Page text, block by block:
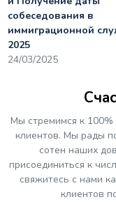
собеседования в
иммиграционной
2025
24/03/2025
Мы стремимся к 100%
клиентов. Мы рады
сотен наших
присоединиться к
свяжитесь с нами
клиентов